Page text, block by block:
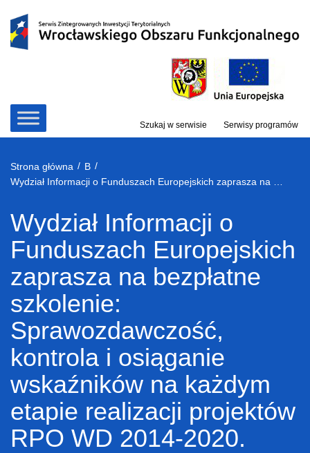
treści
Szukaj w serwisie Serwisy programów
Strona główna / B /
Wydział Informacji o
Funduszach Europejskich
zaprasza na bezpłatne
szkolenie:
Sprawozdawczość,
kontrola i osiąganie
wskaźników na każdym
etapie realizacji projektów
RPO WD 2014-2020.